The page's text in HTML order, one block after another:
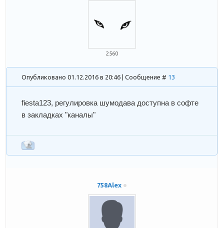
2560
Опубликовано 01.12.2016 в 20:46 | Сообщение # 13
fiesta123, регулировка шумодава доступна в софте
в закладках "каналы"
758Alex